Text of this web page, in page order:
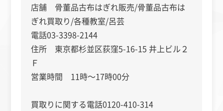
店舗 骨董品古布はぎれ販売/骨董品古布は
ぎれ買取り/各種教室/呂芸
電話03-3398-2144
住所 東京都杉並区荻窪5-16-15 井上ビル２
Ｆ
営業時間 11時～17時00分
買取りに関する電話0120-410-314